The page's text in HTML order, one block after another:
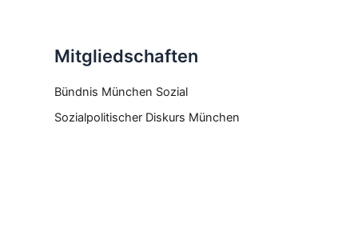
Mitgliedschaften
Bündnis München Sozial
Sozialpolitischer Diskurs München